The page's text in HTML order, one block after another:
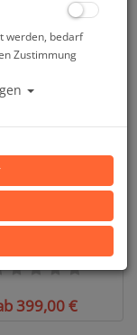
ab 369,00 €
399,00 €
werden, bedarf
Zustimmung